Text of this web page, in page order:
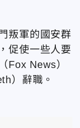
叛軍的國安群
促使一些人要
Fox News）
）辭職。